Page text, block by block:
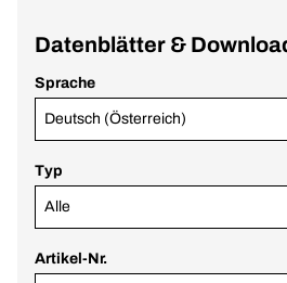
Datenblätter &
Sprache
Deutsch (Österreich)
Typ
Alle
Artikel-Nr.